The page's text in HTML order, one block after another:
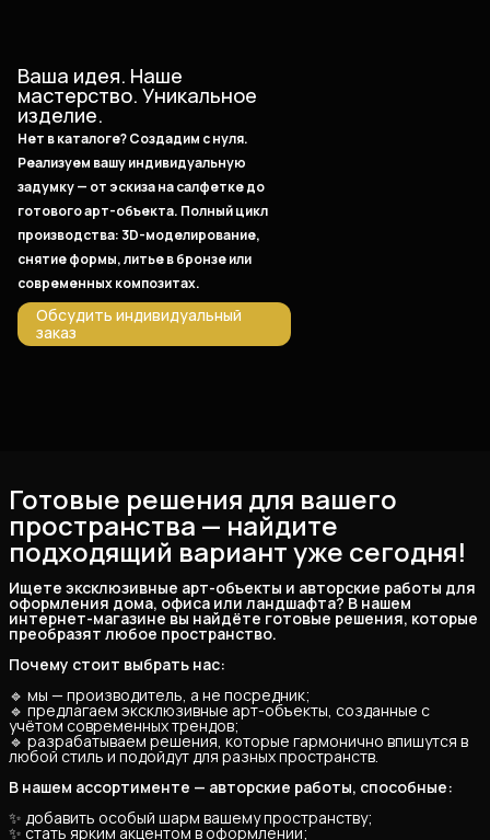
Ваша идея. Наше
мастерство. Уникальное
изделие.
Нет в каталоге? Создадим с нуля.
Реализуем вашу индивидуальную
задумку — от эскиза на салфетке до
готового арт-объекта. Полный цикл
производства: 3D-моделирование,
снятие формы, литье в бронзе или
современных композитах.
Обсудить индивидуальный
заказ
Готовые решения для вашего
пространства — найдите
подходящий вариант уже сегодня!
Ищете эксклюзивные арт-объекты и авторские работы для
оформления дома, офиса или ландшафта? В нашем
интернет-магазине вы найдёте готовые решения, которые
преобразят любое пространство.
Почему стоит выбрать нас:
🔹 мы — производитель, а не посредник;
🔹 предлагаем эксклюзивные арт-объекты, созданные с
учётом современных трендов;
🔹 разрабатываем решения, которые гармонично впишутся в
любой стиль и подойдут для разных пространств.
В нашем ассортименте — авторские работы, способные:
✨ добавить особый шарм вашему пространству;
✨ стать ярким акцентом в оформлении;